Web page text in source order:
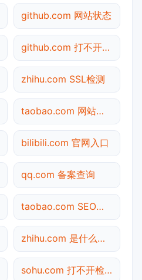
github.com 网站状态
github.com 打不开检测
zhihu.com SSL检测
taobao.com 网站状态
bilibili.com 官网入口
qq.com 备案查询
taobao.com SEO体检
zhihu.com 是什么网站
sohu.com 打不开检测